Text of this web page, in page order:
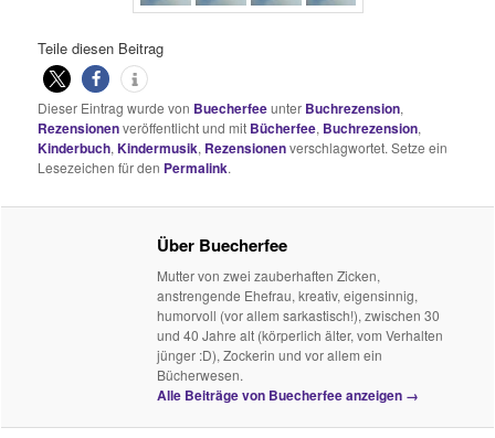
Teile diesen Beitrag
Dieser Eintrag wurde von Buecherfeeunter Buchrezension,
Rezensionenveröffentlicht und mit Bücherfee, Buchrezension,
Kinderbuch,Kindermusik, Rezensionenverschlagwortet. Setze ein
Lesezeichen für den Permalink.
Über Buecherfee
Mutter von zwei zauberhaften Zicken,
anstrengende Ehefrau, kreativ, eigensinnig,
humorvoll (vor allem sarkastisch!), zwischen 30
und 40 Jahre alt (körperlich älter, vom Verhalten
jünger :D), Zockerin und vor allem ein
Bücherwesen.
Alle Beiträge von Buecherfee anzeigen →